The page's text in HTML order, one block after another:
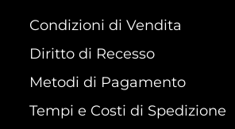
Condizioni di Vendita
Diritto di Recesso
Metodi di Pagamento
Tempi e Costi di Spedizione